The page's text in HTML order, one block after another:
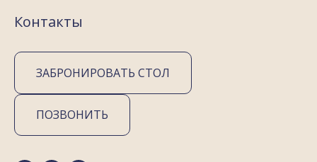
Контакты
ЗАБРОНИРОВАТЬ СТОЛ
ПОЗВОНИТЬ